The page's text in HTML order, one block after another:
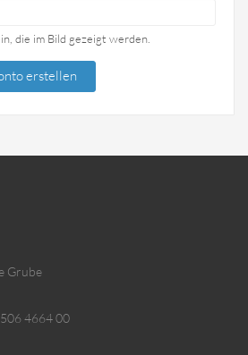
die im Bild gezeigt werden.
Grube
4664 00